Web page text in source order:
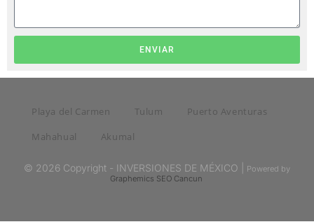
ENVIAR
Playa del Carmen Tulum
Puerto Aventuras
Mahahual
Akumal
© 2026 Copyright - INVERSIONES DE MÉXICO |
Powered by
Graphemics SEO Cancun